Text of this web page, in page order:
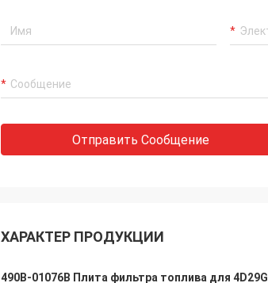
Отправить Сообщение
ХАРАКТЕР ПРОДУКЦИИ
490B-01076B Плита фильтра топлива для